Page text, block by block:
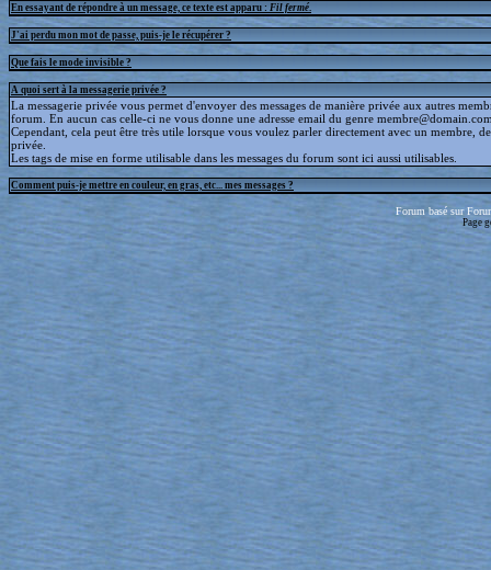
En essayant de répondre à un message, ce texte est apparu : Fil fermé
J'ai perdu mon mot de passe, puis-je le récupérer ?
Que fais le mode invisible ?
A quoi sert à la messagerie privée ?
La messagerie privée vous permet d'envoyer des messages de manière privée aux autres
forum. En aucun cas celle-ci ne vous donne une adresse email du genre
Cependant, cela peut être très utile lorsque vous voulez parler directement avec un membre,
privée.
Les tags de mise en forme utilisable dans les messages du forum sont ici aussi utilisables.
Comment puis-je mettre en couleur, en gras, etc... mes messages ?
Forum basé sur
Page